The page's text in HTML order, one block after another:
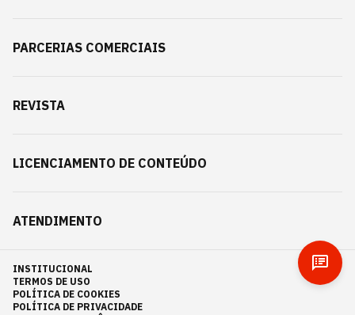
PARCERIAS COMERCIAIS
REVISTA
LICENCIAMENTO DE CONTEÚDO
ATENDIMENTO
INSTITUCIONAL
TERMOS DE USO
POLÍTICA DE COOKIES
POLÍTICA DE PRIVACIDADE